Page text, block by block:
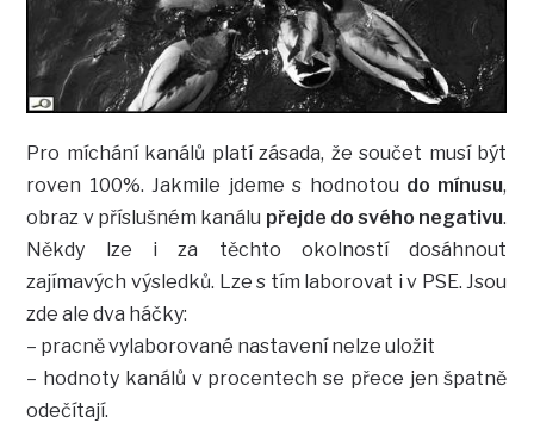
Pro míchání kanálů platí zásada, že součet musí být
roven 100%. Jakmile jdeme s hodnotou do mínusu,
obraz v příslušném kanálu přejde do svého negativu.
Někdy lze i za těchto okolností dosáhnout
zajímavých výsledků. Lze s tím laborovat i v PSE. Jsou
zde ale dva háčky:
– pracně vylaborované nastavení nelze uložit
– hodnoty kanálů v procentech se přece jen špatně
odečítají.